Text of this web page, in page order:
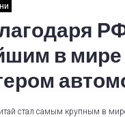
в мире
стал самым крупным в